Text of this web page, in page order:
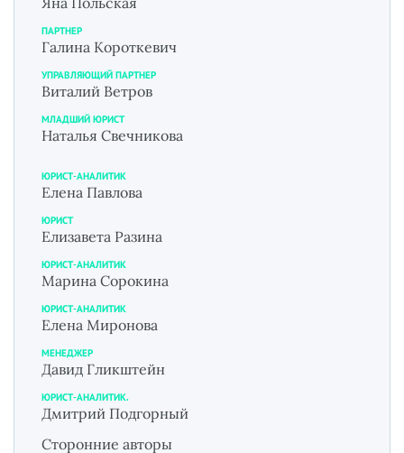
ПАРТНЕР
Галина Короткевич
УПРАВЛЯЮЩИЙ ПАРТНЕР
Виталий Ветров
МЛАДШИЙ ЮРИСТ
Наталья Свечникова
ЮРИСТ-АНАЛИТИК
Елена Павлова
ЮРИСТ
Елизавета Разина
ЮРИСТ-АНАЛИТИК
Марина Сорокина
ЮРИСТ-АНАЛИТИК
Елена Миронова
МЕНЕДЖЕР
Давид Гликштейн
ЮРИСТ-АНАЛИТИК.
Дмитрий Подгорный
Сторонние авторы